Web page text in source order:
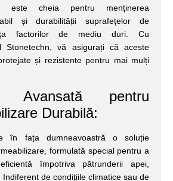
este cheia pentru menținerea
și durabilității suprafețelor de
factorilor de mediu duri. Cu
Stonetechn, vă asigurați că aceste
și rezistente pentru mai mulți
Avansată pentru
Durabilă:
în fața dumneavoastră o soluție
formulată special pentru a
împotriva pătrunderii apei,
Indiferent de condițiile climatice sau de